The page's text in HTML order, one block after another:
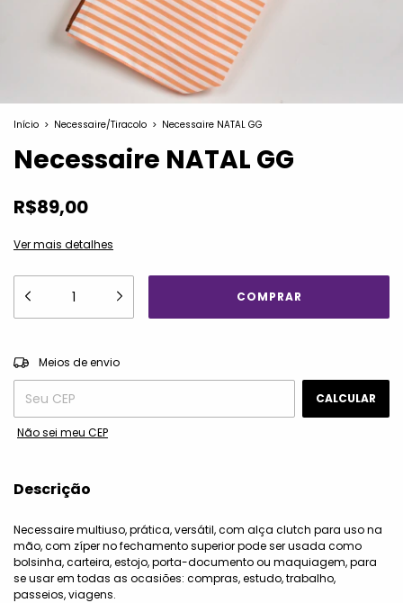
Início > Necessaire/Tiracolo > Necessaire NATAL GG
Necessaire NATAL GG
R$89,00
Ver mais detalhes
Entregas para o CEP:
Meios de envio
CALCULAR
Não sei meu CEP
Descrição
Necessaire multiuso, prática, versátil, com alça clutch para uso na
mão, com zíper no fechamento superior pode ser usada como
bolsinha, carteira, estojo, porta-documento ou maquiagem, para
se usar em todas as ocasiões: compras, estudo, trabalho,
passeios, viagens.